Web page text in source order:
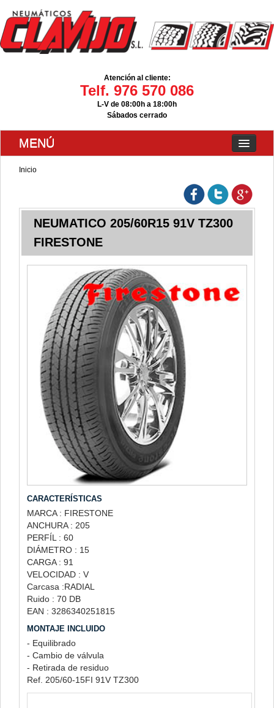
Atención al cliente:
Telf. 976 570 086
L-V de 08:00h a 18:00h
Sábados cerrado
MENÚ
Inicio
NEUMATICO 205/60R15 91V TZ300
FIRESTONE
CARACTERÍSTICAS
MARCA : FIRESTONE
ANCHURA : 205
PERFÍL : 60
DIÁMETRO : 15
CARGA : 91
VELOCIDAD : V
Carcasa :RADIAL
Ruido : 70 DB
EAN : 3286340251815
MONTAJE INCLUIDO
- Equilibrado
- Cambio de válvula
- Retirada de residuo
Ref. 205/60-15FI 91V TZ300